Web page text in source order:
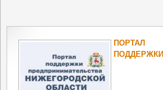
ПОРТАЛ
ПОДДЕРЖКИ